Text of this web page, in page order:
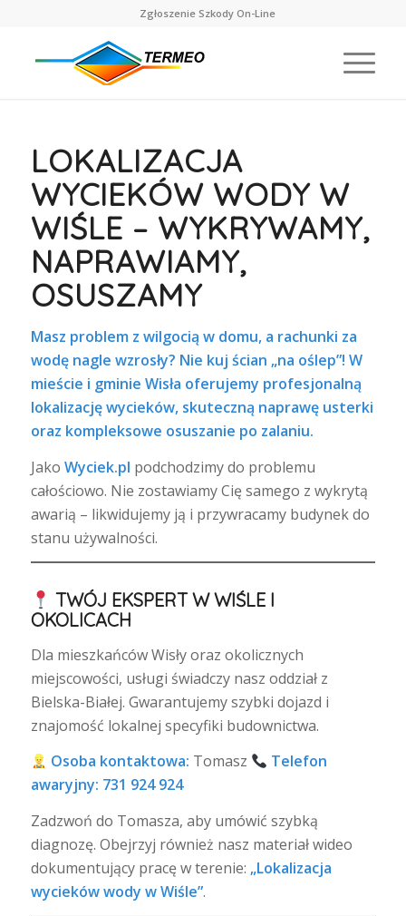
Zgłoszenie Szkody On-Line
LOKALIZACJA
WYCIEKÓW WODY W
WIŚLE – WYKRYWAMY,
NAPRAWIAMY,
OSUSZAMY
Masz problem z wilgocią w domu, a rachunki za
wodę nagle wzrosły? Nie kuj ścian „na oślep”! W
mieście i gminie Wisła oferujemy profesjonalną
lokalizację wycieków, skuteczną naprawę usterki
oraz kompleksowe osuszanie po zalaniu.
Jako Wyciek.pl podchodzimy do problemu
całościowo. Nie zostawiamy Cię samego z wykrytą
awarią – likwidujemy ją i przywracamy budynek do
stanu używalności.
TWÓJ EKSPERT W WIŚLE I
OKOLICACH
Dla mieszkańców Wisły oraz okolicznych
miejscowości, usługi świadczy nasz oddział z
Bielska-Białej. Gwarantujemy szybki dojazd i
znajomość lokalnej specyfiki budownictwa.
Osoba kontaktowa: Tomasz
Telefon
awaryjny: 731 924 924
Zadzwoń do Tomasza, aby umówić szybką
diagnozę. Obejrzyj również nasz materiał wideo
dokumentujący pracę w terenie: „Lokalizacja
wycieków wody w Wiśle”.